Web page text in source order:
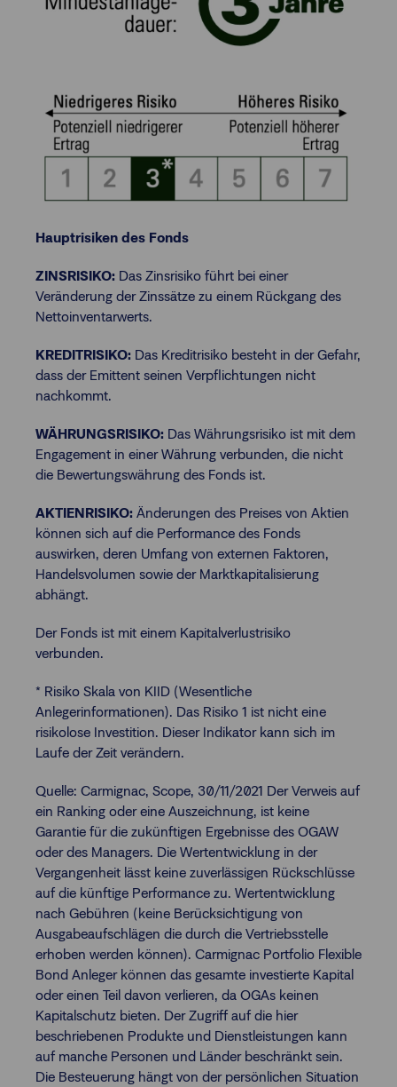
Hauptrisiken des Fonds
ZINSRISIKO: Das Zinsrisiko führt bei einer
Veränderung der Zinssätze zu einem Rückgang des
Nettoinventarwerts.
KREDITRISIKO: Das Kreditrisiko besteht in der Gefahr,
dass der Emittent seinen Verpflichtungen nicht
nachkommt.
WÄHRUNGSRISIKO: Das Währungsrisiko ist mit dem
Engagement in einer Währung verbunden, die nicht
die Bewertungswährung des Fonds ist.
AKTIENRISIKO: Änderungen des Preises von Aktien
können sich auf die Performance des Fonds
auswirken, deren Umfang von externen Faktoren,
Handelsvolumen sowie der Marktkapitalisierung
abhängt.
Der Fonds ist mit einem Kapitalverlustrisiko
verbunden.
* Risiko Skala von KIID (Wesentliche
Anlegerinformationen). Das Risiko 1 ist nicht eine
risikolose Investition. Dieser Indikator kann sich im
Laufe der Zeit verändern.
Quelle: Carmignac, Scope, 30/11/2021 Der Verweis auf
ein Ranking oder eine Auszeichnung, ist keine
Garantie für die zukünftigen Ergebnisse des OGAW
oder des Managers. Die Wertentwicklung in der
Vergangenheit lässt keine zuverlässigen Rückschlüsse
auf die künftige Performance zu. Wertentwicklung
nach Gebühren (keine Berücksichtigung von
Ausgabeaufschlägen die durch die Vertriebsstelle
erhoben werden können). Carmignac Portfolio Flexible
Bond Anleger können das gesamte investierte Kapital
oder einen Teil davon verlieren, da OGAs keinen
Kapitalschutz bieten. Der Zugriff auf die hier
beschriebenen Produkte und Dienstleistungen kann
auf manche Personen und Länder beschränkt sein.
Die Besteuerung hängt von der persönlichen Situation